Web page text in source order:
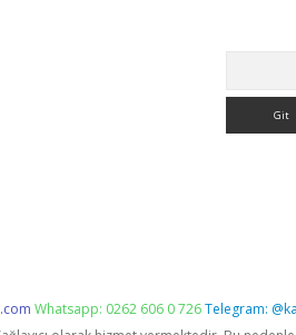
Whatsapp: 0262 606 0 726Telegram: